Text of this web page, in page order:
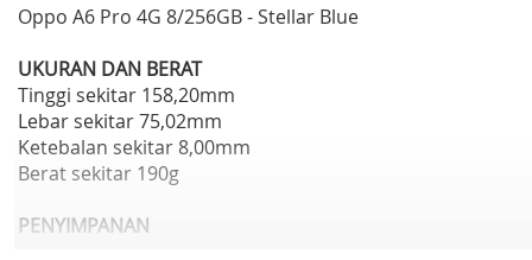
Oppo A6 Pro 4G 8/256GB - Stellar Blue
UKURAN DAN BERAT
Tinggi sekitar 158,20mm
Lebar sekitar 75,02mm
Ketebalan sekitar 8,00mm
Berat sekitar 190g
PENYIMPANAN